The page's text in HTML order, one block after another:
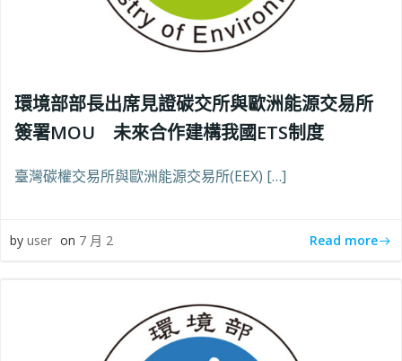
環境部部長出席見證碳交所與歐洲能源交易所
簽署MOU 未來合作建構我國ETS制度
臺灣碳權交易所與歐洲能源交易所(EEX) […]
by user on 7 月 2 Read more